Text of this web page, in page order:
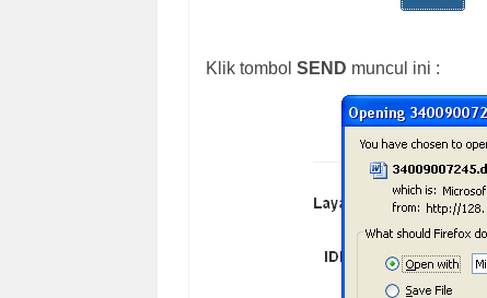
Klik tombol SEND muncul ini :